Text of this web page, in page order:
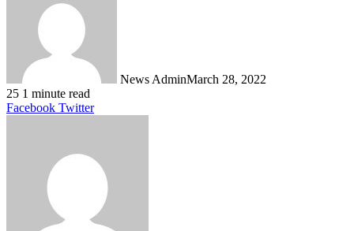
News AdminMarch 28, 2022
25 1 minute read
Facebook TwitterLinkedIn
Tumblr
Pinterest
Reddit
VKontakte
Share
Print